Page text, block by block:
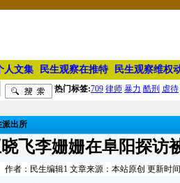
人文集 民生观察在推特 民生观察维权
热门标签:709 律师 暴力 酷刑 虐待
出所
飞李姗姗在阜阳探访
作者：民生编辑1 文章来源：本站原创 更新时间